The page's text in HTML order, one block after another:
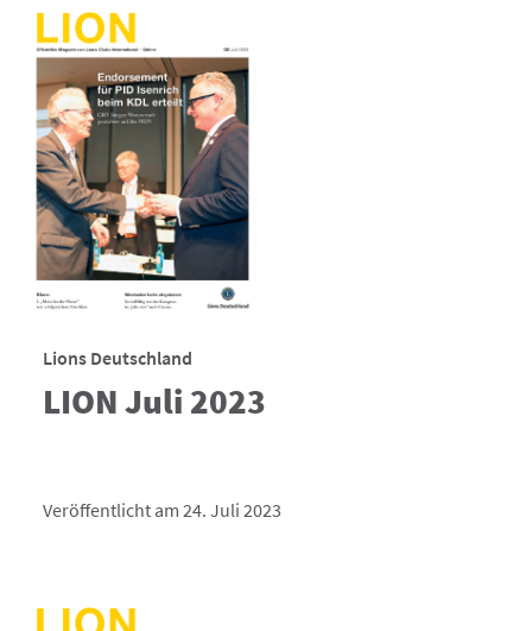
Lions Deutschland
LION Juli 2023
Veröffentlicht am 24. Juli 2023